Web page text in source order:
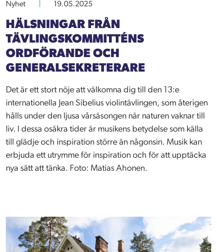
Nyhet 19.05.2025
HÄLSNINGAR FRÅN
TÄVLINGSKOMMITTÉNS
ORDFÖRANDE OCH
GENERALSEKRETERARE
Det är ett stort nöje att välkomna dig till den 13:e
internationella Jean Sibelius violintävlingen, som återigen
hålls under den ljusa vårsäsongen när naturen vaknar till
liv. I dessa osäkra tider är musikens betydelse som källa
till glädje och inspiration större än någonsin. Musik kan
erbjuda ett utrymme för inspiration och för att upptäcka
nya sätt att tänka. Foto: Matias Ahonen.